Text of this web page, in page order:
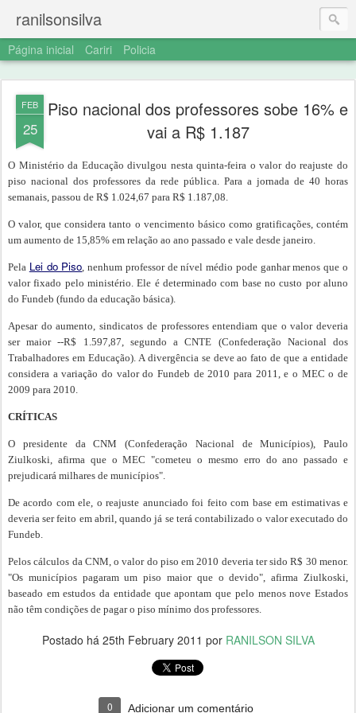
ranilsonsilva
Página inicial Cariri Policia
FEB
25
Piso nacional dos professores sobe 16% e
vai a R$ 1.187
O Ministério da Educação divulgou nesta quinta-feira o valor do reajuste do
piso nacional dos professores da rede pública. Para a jornada de 40 horas
semanais, passou de R$ 1.024,67 para R$ 1.187,08.
O valor, que considera tanto o vencimento básico como gratificações, contém
um aumento de 15,85% em relação ao ano passado e vale desde janeiro.
Pela Lei do Piso, nenhum professor de nível médio pode ganhar menos que o
valor fixado pelo ministério. Ele é determinado com base no custo por aluno
do Fundeb (fundo da educação básica).
Apesar do aumento, sindicatos de professores entendiam que o valor deveria
ser maior --R$ 1.597,87, segundo a CNTE (Confederação Nacional dos
Trabalhadores em Educação). A divergência se deve ao fato de que a entidade
considera a variação do valor do Fundeb de 2010 para 2011, e o MEC o de
2009 para 2010.
CRÍTICAS
O presidente da CNM (Confederação Nacional de Municípios), Paulo
Ziulkoski, afirma que o MEC "cometeu o mesmo erro do ano passado e
prejudicará milhares de municípios".
De acordo com ele, o reajuste anunciado foi feito com base em estimativas e
deveria ser feito em abril, quando já se terá contabilizado o valor executado do
Fundeb.
Pelos cálculos da CNM, o valor do piso em 2010 deveria ter sido R$ 30 menor.
"Os municípios pagaram um piso maior que o devido", afirma Ziulkoski,
baseado em estudos da entidade que apontam que pelo menos nove Estados
não têm condições de pagar o piso mínimo dos professores.
Postado há 25th February 2011 por RANILSON SILVA
0 Adicionar um comentário